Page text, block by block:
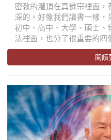
密教的灌頂在真佛宗裡面
深的。好像我們讀書一樣，
初中、高中、大學、碩士
法裡面，也分了很重要的四
閱讀